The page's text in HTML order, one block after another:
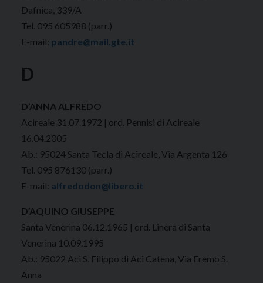
Dafnica, 339/A
Tel. 095 605988 (parr.)
E-mail: pandre@mail.gte.it
D
D’ANNA ALFREDO
Acireale 31.07.1972 | ord. Pennisi di Acireale
16.04.2005
Ab.: 95024 Santa Tecla di Acireale, Via Argenta 126
Tel. 095 876130 (parr.)
E-mail: alfredodon@libero.it
D’AQUINO GIUSEPPE
Santa Venerina 06.12.1965 | ord. Linera di Santa
Venerina 10.09.1995
Ab.: 95022 Aci S. Filippo di Aci Catena, Via Eremo S.
Anna